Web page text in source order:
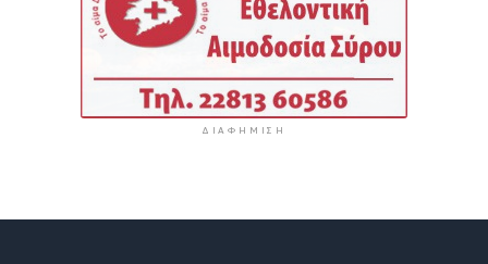
ΔΙΑΦΉΜΙΣΗ